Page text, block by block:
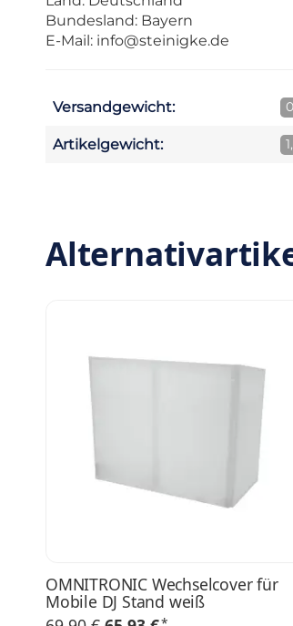
Bundesland: Bayern
E-Mail: info@steinigke.de
Versandgewicht:
Artikelgewicht:
OMNITRONIC Wechselcover für
Mobile DJ Stand weiß
*